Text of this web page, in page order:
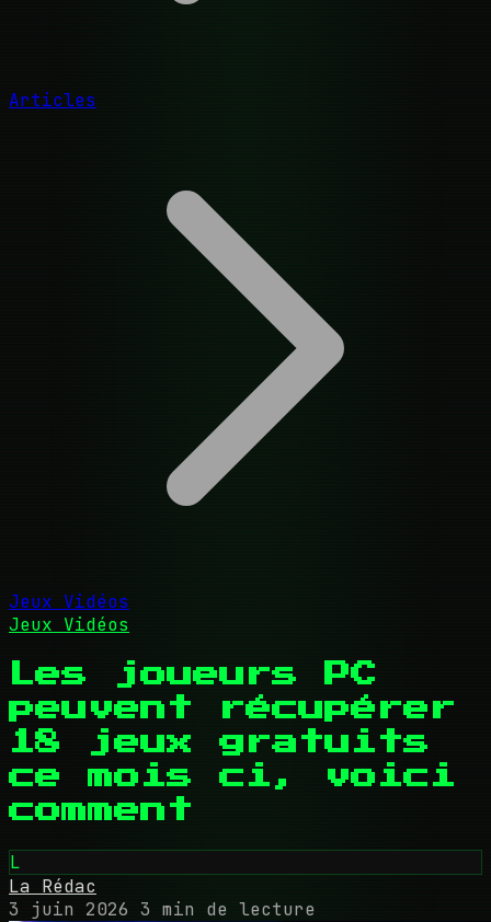
Articles
Jeux Vidéos
Jeux Vidéos
Les joueurs PC
peuvent récupérer
18 jeux gratuits
ce mois ci, voici
comment
L
La Rédac
3 juin 2026 3 min de lecture